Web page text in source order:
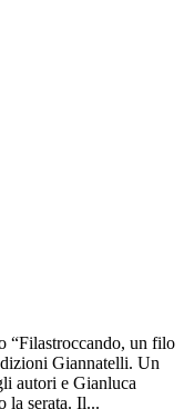
“Filastroccando, un filo
Giannatelli. Un
autori e Gianluca
la serata. Il...